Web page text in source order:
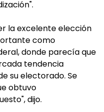
la excelente elección
como
donde parecía que
tendencia
su electorado. Se
obtuvo
dijo.